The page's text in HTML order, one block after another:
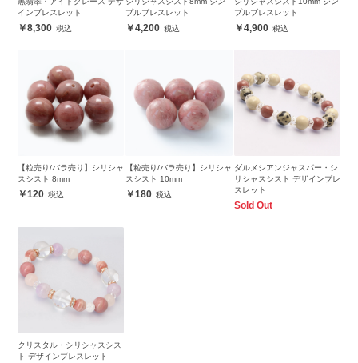
インブレスレット
8,300
プルブレスレット
4,200
プルブレスレット
4,900
【粒売り/バラ売り】シリシャ
スシスト 8mm
120
【粒売り/バラ売り】シリシャ
スシスト 10mm
180
ダルメシアンジャスパー・シ
リシャスシスト デザインブレ
スレット
Sold Out
クリスタル・シリシャスシス
ト デザインブレスレット